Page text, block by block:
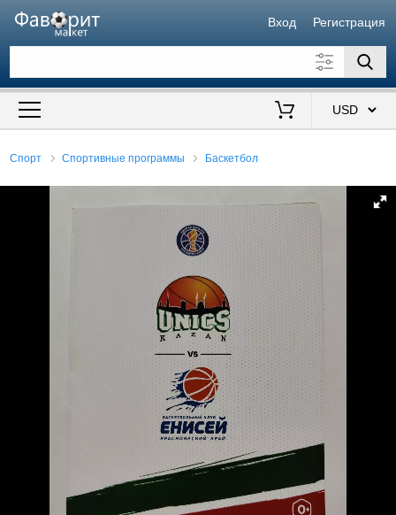
Вход Регистрация
Искать также в описании
Спорт Спортивные программы Баскетбол